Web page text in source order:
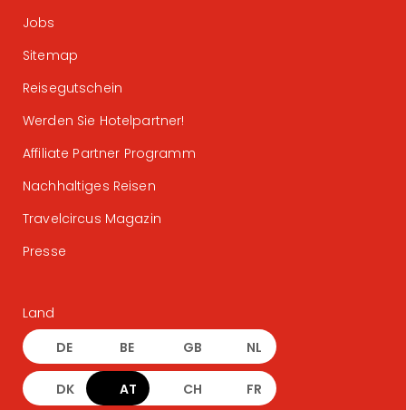
Jobs
Sitemap
Reisegutschein
Werden Sie Hotelpartner!
Affiliate Partner Programm
Nachhaltiges Reisen
Travelcircus Magazin
Presse
Land
DE BE GB NL
DK AT CH FR